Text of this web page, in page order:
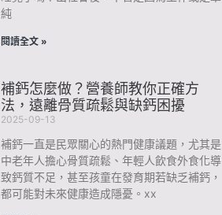
純
閱讀全文 »
補鈣怎麼做？營養師教你正確方
法，遠離骨質疏鬆與缺鈣困擾
2025-09-13
補鈣一直是民眾關心的熱門健康議題，尤其是
中老年人擔心骨質疏鬆、年輕人飲食外食化導
致鈣質不足，甚至孩童在發育期若缺乏補鈣，
都可能對未來健康造成隱憂。xx